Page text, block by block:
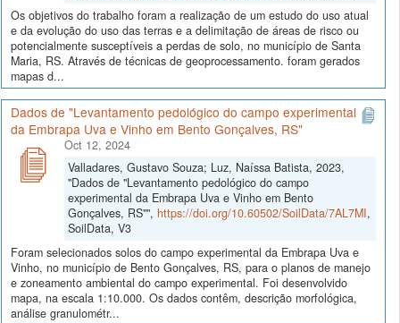
Os objetivos do trabalho foram a realização de um estudo do uso atual
e da evolução do uso das terras e a delimitação de áreas de risco ou
potencialmente susceptíveis a perdas de solo, no município de Santa
Maria, RS. Através de técnicas de geoprocessamento. foram gerados
mapas d...
Dados de "Levantamento pedológico do campo experimental
da Embrapa Uva e Vinho em Bento Gonçalves, RS"
Oct 12, 2024
Valladares, Gustavo Souza; Luz, Naíssa Batista, 2023,
"Dados de "Levantamento pedológico do campo
experimental da Embrapa Uva e Vinho em Bento
Gonçalves, RS"", https://doi.org/10.60502/SoilData/7AL7MI,
SoilData, V3
Foram selecionados solos do campo experimental da Embrapa Uva e
Vinho, no município de Bento Gonçalves, RS, para o planos de manejo
e zoneamento ambiental do campo experimental. Foi desenvolvido
mapa, na escala 1:10.000. Os dados contêm, descrição morfológica,
análise granulométr...